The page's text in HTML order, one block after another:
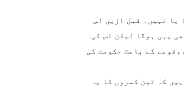
یا نہیں۔ قبل ازیں اس
یہی ہوگا لیکن اس کی
کے باعث حکومت کی
کہ تین کمروں کا یہ